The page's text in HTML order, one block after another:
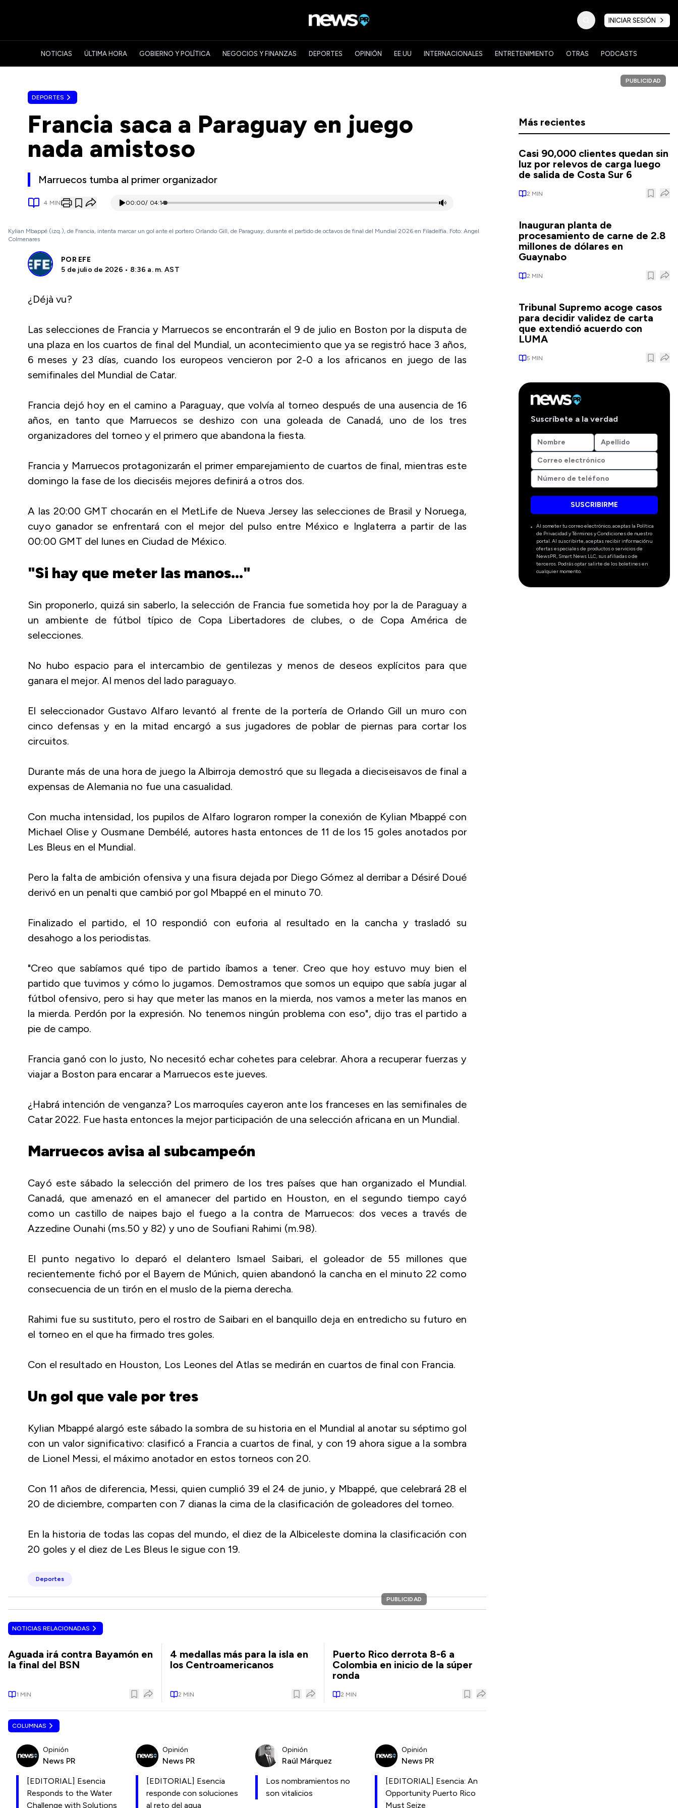
INICIAR SESIÓN
NOTICIAS ÚLTIMA HORA GOBIERNO Y POLÍTICA NEGOCIOS Y FINANZAS DEPORTES OPINIÓN EE.UU INTERNACIONALES ENTRETENIMIENTO OTRAS PODCASTS
DEPORTES
Francia saca a Paraguay en juego
nada amistoso
Marruecos tumba al primer organizador
4 MIN 00:00/ 04:14
Kylian Mbappé (izq.), de Francia, intenta marcar un gol ante el portero Orlando Gill, de Paraguay, durante el partido de octavos de final del Mundial 2026 en Filadelfia. Foto: Angel
Colmenares
POR EFE
5 de julio de 2026 • 8:36 a. m. AST
¿Déjà vu?
Las selecciones de Francia y Marruecos se encontrarán el 9 de julio en Boston por la disputa de
una plaza en los cuartos de final del Mundial, un acontecimiento que ya se registró hace 3 años,
6 meses y 23 días, cuando los europeos vencieron por 2-0 a los africanos en juego de las
semifinales del Mundial de Catar.
Francia dejó hoy en el camino a Paraguay, que volvía al torneo después de una ausencia de 16
años, en tanto que Marruecos se deshizo con una goleada de Canadá, uno de los tres
organizadores del torneo y el primero que abandona la fiesta.
Francia y Marruecos protagonizarán el primer emparejamiento de cuartos de final, mientras este
domingo la fase de los dieciséis mejores definirá a otros dos.
A las 20:00 GMT chocarán en el MetLife de Nueva Jersey las selecciones de Brasil y Noruega,
cuyo ganador se enfrentará con el mejor del pulso entre México e Inglaterra a partir de las
00:00 GMT del lunes en Ciudad de México.
"Si hay que meter las manos..."
Sin proponerlo, quizá sin saberlo, la selección de Francia fue sometida hoy por la de Paraguay a
un ambiente de fútbol típico de Copa Libertadores de clubes, o de Copa América de
selecciones.
No hubo espacio para el intercambio de gentilezas y menos de deseos explícitos para que
ganara el mejor. Al menos del lado paraguayo.
El seleccionador Gustavo Alfaro levantó al frente de la portería de Orlando Gill un muro con
cinco defensas y en la mitad encargó a sus jugadores de poblar de piernas para cortar los
circuitos.
Durante más de una hora de juego la Albirroja demostró que su llegada a dieciseisavos de final a
expensas de Alemania no fue una casualidad.
Con mucha intensidad, los pupilos de Alfaro lograron romper la conexión de Kylian Mbappé con
Michael Olise y Ousmane Dembélé, autores hasta entonces de 11 de los 15 goles anotados por
Les Bleus en el Mundial.
Pero la falta de ambición ofensiva y una fisura dejada por Diego Gómez al derribar a Désiré Doué
derivó en un penalti que cambió por gol Mbappé en el minuto 70.
Finalizado el partido, el 10 respondió con euforia al resultado en la cancha y trasladó su
desahogo a los periodistas.
"Creo que sabíamos qué tipo de partido íbamos a tener. Creo que hoy estuvo muy bien el
partido que tuvimos y cómo lo jugamos. Demostramos que somos un equipo que sabía jugar al
fútbol ofensivo, pero si hay que meter las manos en la mierda, nos vamos a meter las manos en
la mierda. Perdón por la expresión. No tenemos ningún problema con eso", dijo tras el partido a
pie de campo.
Francia ganó con lo justo, No necesitó echar cohetes para celebrar. Ahora a recuperar fuerzas y
viajar a Boston para encarar a Marruecos este jueves.
¿Habrá intención de venganza? Los marroquíes cayeron ante los franceses en las semifinales de
Catar 2022. Fue hasta entonces la mejor participación de una selección africana en un Mundial.
Marruecos avisa al subcampeón
Cayó este sábado la selección del primero de los tres países que han organizado el Mundial.
Canadá, que amenazó en el amanecer del partido en Houston, en el segundo tiempo cayó
como un castillo de naipes bajo el fuego a la contra de Marruecos: dos veces a través de
Azzedine Ounahi (ms.50 y 82) y uno de Soufiani Rahimi (m.98).
El punto negativo lo deparó el delantero Ismael Saibari, el goleador de 55 millones que
recientemente fichó por el Bayern de Múnich, quien abandonó la cancha en el minuto 22 como
consecuencia de un tirón en el muslo de la pierna derecha.
Rahimi fue su sustituto, pero el rostro de Saibari en el banquillo deja en entredicho su futuro en
el torneo en el que ha firmado tres goles.
Con el resultado en Houston, Los Leones del Atlas se medirán en cuartos de final con Francia.
Un gol que vale por tres
Kylian Mbappé alargó este sábado la sombra de su historia en el Mundial al anotar su séptimo gol
con un valor significativo: clasificó a Francia a cuartos de final, y con 19 ahora sigue a la sombra
de Lionel Messi, el máximo anotador en estos torneos con 20.
Con 11 años de diferencia, Messi, quien cumplió 39 el 24 de junio, y Mbappé, que celebrará 28 el
20 de diciembre, comparten con 7 dianas la cima de la clasificación de goleadores del torneo.
En la historia de todas las copas del mundo, el diez de la Albiceleste domina la clasificación con
20 goles y el diez de Les Bleus le sigue con 19.
Deportes
PUBLICIDAD
NOTICIAS RELACIONADAS
Aguada irá contra Bayamón en
la final del BSN
1 MIN
4 medallas más para la isla en
los Centroamericanos
2 MIN
Puerto Rico derrota 8-6 a
Colombia en inicio de la súper
ronda
2 MIN
COLUMNAS
Opinión
News PR
[EDITORIAL] Esencia
Responds to the Water
Challenge with Solutions
Opinión
News PR
[EDITORIAL] Esencia
responde con soluciones
al reto del agua
Opinión
Raúl Márquez
Los nombramientos no
son vitalicios
Opinión
News PR
[EDITORIAL] Esencia: An
Opportunity Puerto Rico
Must Seize
PUBLICIDAD
Más recientes
Casi 90,000 clientes quedan sin
luz por relevos de carga luego
de salida de Costa Sur 6
2 MIN
Inauguran planta de
procesamiento de carne de 2.8
millones de dólares en
Guaynabo
2 MIN
Tribunal Supremo acoge casos
para decidir validez de carta
que extendió acuerdo con
LUMA
5 MIN
Suscríbete a la verdad
SUSCRIBIRME
Al someter tu correo electrónico, aceptas la Política
de Privacidad y Términos y Condiciones de nuestro
portal. Al suscribirte, aceptas recibir información u
ofertas especiales de productos o servicios de
NewsPR, Smart News LLC, sus afiliadas o de
terceros. Podrás optar salirte de los boletines en
cualquier momento.